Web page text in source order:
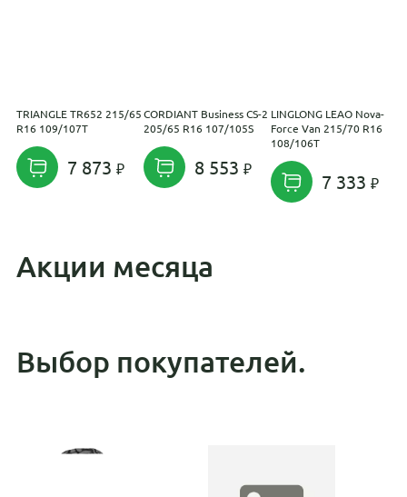
TRIANGLE TR652 215/65
R16 109/107T
7 873
CORDIANT Business CS-2
205/65 R16 107/105S
8 553
LINGLONG LEAO Nova-
Force Van 215/70 R16
108/106T
7 333
Акции месяца
Выбор покупателей.